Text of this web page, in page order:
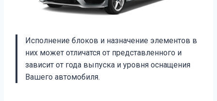
Исполнение блоков и назначение элементов в
них может отличатся от представленного и
зависит от года выпуска и уровня оснащения
Вашего автомобиля.